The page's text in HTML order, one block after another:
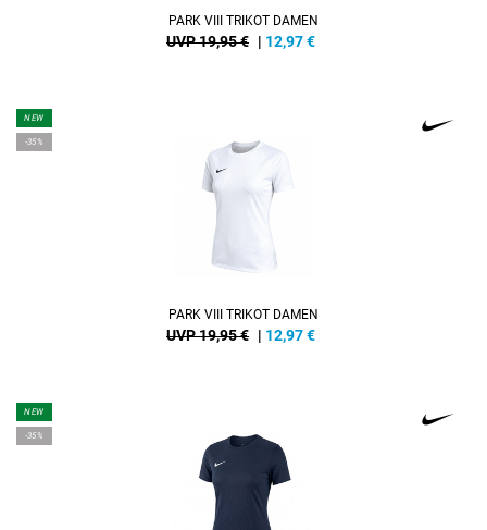
PARK VIII TRIKOT DAMEN
UVP 19,95 € | 12,97€
NEW
-35%
PARK VIII TRIKOT DAMEN
UVP 19,95 € | 12,97€
NEW
-35%